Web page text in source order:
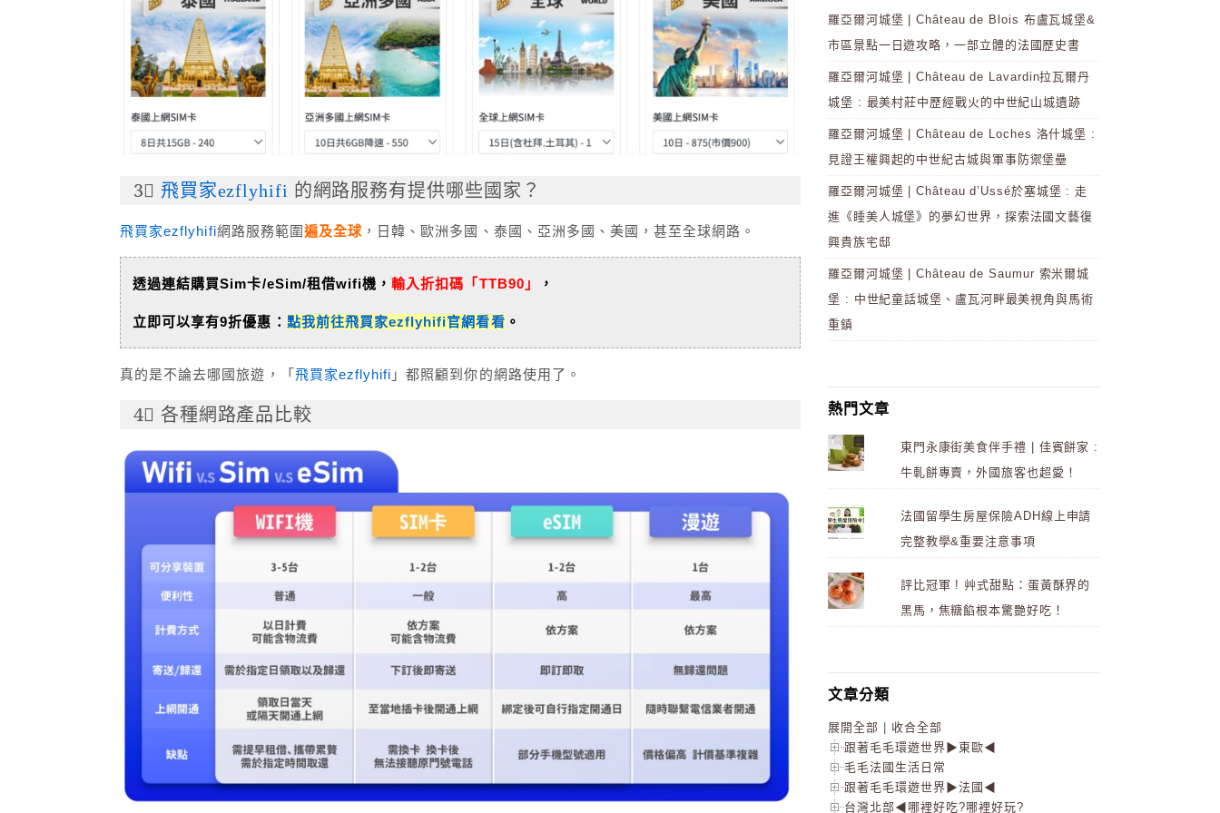
3⃣ 飛買家ezflyhifi 的網路服務有提供哪些國家？
飛買家ezflyhifi網路服務範圍遍及全球 ，日韓、歐洲多國、泰國、亞洲多國、美國，甚至全球網路。
透過連結購買Sim卡/eSim/租借wifi機，輸入折扣碼「TTB90」 ，
立即可以享有9折優惠： 點我前往飛買家ezflyhifi官網看看 。
真的是不論去哪國旅遊，「 飛買家ezflyhifi 」都照顧到你的網路使用了。
4⃣ 各種網路產品比較
羅亞爾河城堡 | Château de Blois 布盧瓦城堡&
市區景點一日遊攻略，一部立體的法國歷史書
羅亞爾河城堡 | Château de Lavardin拉瓦爾丹
城堡 : 最美村莊中歷經戰火的中世紀山城遺跡
羅亞爾河城堡 | Château de Loches 洛什城堡 :
見證王權興起的中世紀古城與軍事防禦堡壘
羅亞爾河城堡 | Château d’Ussé於塞城堡 : 走
進《睡美人城堡》的夢幻世界，探索法國文藝復
興貴族宅邸
羅亞爾河城堡 | Château de Saumur 索米爾城
堡 : 中世紀童話城堡、盧瓦河畔最美視角與馬術
重鎮
熱門文章
東門永康街美食伴手禮 | 佳賓餅家 :
牛軋餅專賣，外國旅客也超愛！
法國留學生房屋保險ADH線上申請
完整教學&重要注意事項
評比冠軍 ! 艸式甜點：蛋黃酥界的
黑馬，焦糖餡根本驚艷好吃！
文章分類
展開全部
收合全部
跟著毛毛環遊世界▶東歐◀
毛毛法國生活日常
跟著毛毛環遊世界▶法國◀
台灣北部◀哪裡好吃?哪裡好玩?